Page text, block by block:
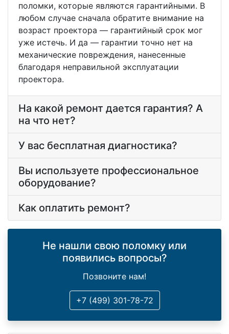
поломки, которые являются гарантийными. В
любом случае сначала обратите внимание на
возраст проектора — гарантийный срок мог
уже истечь. И да — гарантии точно нет на
механические повреждения, нанесенные
благодаря неправильной эксплуатации
проектора.
На какой ремонт дается гарантия? А
на что нет?
У вас бесплатная диагностика?
Вы используете профессиональное
оборудование?
Как оплатить ремонт?
Не нашли свою поломку или
появились вопросы?
Позвоните нам!
+7 (499) 301-78-72